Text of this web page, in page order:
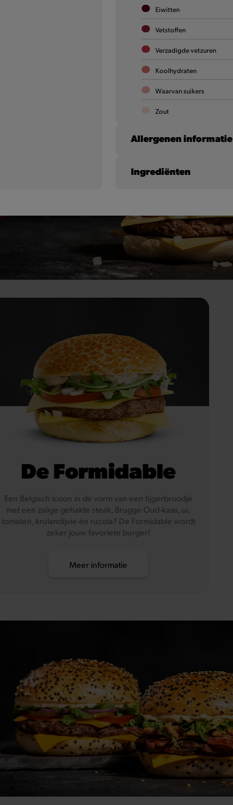
cheddar, blokjes ui, de fameuze Giant-saus én
De Formidable
Een Belgisch icoon in de vorm van een tijgerbroodje
met een zalige gehakte steak, Brugge Oud-kaas, ui,
tomaten, krulandijvie én rucola? De Formidable wordt
zeker jouw favoriete burger!
Meer informatie
Eiwitten
Vetstoffen
Verzadigde vetzuren
Koolhydraten
Waarvan suikers
Zout
Allergenen informatie
Koemelk (en lactose)
Mosterd
Selderij
Ingrediënten